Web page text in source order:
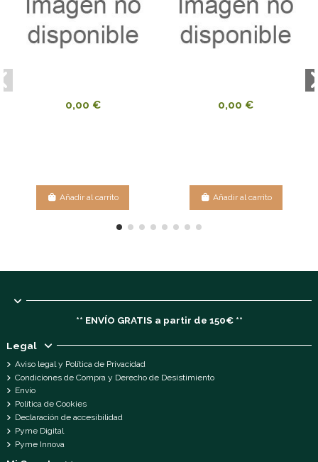
0,00 €
Añadir al carrito
0,00 €
Añadir al carrito
** ENVÍO GRATIS a partir de 150€ **
Legal
Aviso legal y Política de Privacidad
Condiciones de Compra y Derecho de Desistimiento
Envío
Política de Cookies
Declaración de accesibilidad
Pyme Digital
Pyme Innova